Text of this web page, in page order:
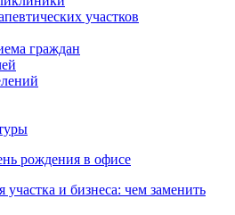
участков
граждан
рождения в офисе
и бизнеса: чем заменить